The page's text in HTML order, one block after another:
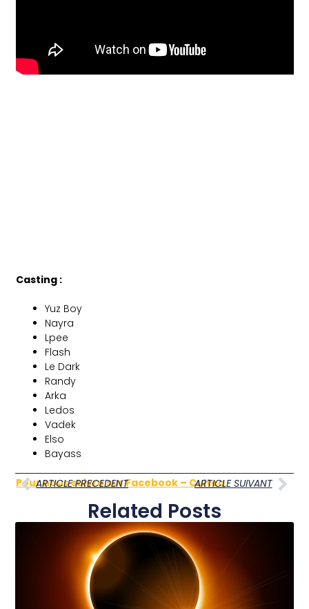
Casting :
Yuz Boy
Nayra
Lpee
Flash
Le Dark
Randy
Arka
Ledos
Vadek
Elso
Bayass
Pour nous suivre sur Facebook – Cultea
ARTICLE PRECEDENT ARTICLE SUIVANT
Related Posts